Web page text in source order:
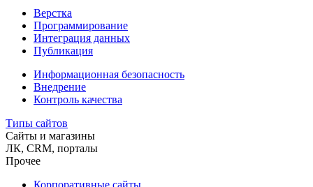
Верстка
Программирование
Интеграция данных
Публикация
Информационная безопасность
Внедрение
Контроль качества
Типы сайтов
Сайты и магазины
ЛК, CRM, порталы
Прочее
Корпоративные сайты